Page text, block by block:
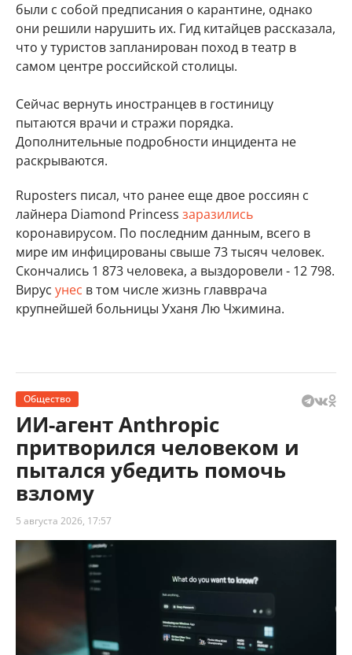
были с собой предписания о карантине, однако
они решили нарушить их. Гид китайцев рассказала,
что у туристов запланирован поход в театр в
самом центре российской столицы.
Сейчас вернуть иностранцев в гостиницу
пытаются врачи и стражи порядка.
Дополнительные подробности инцидента не
раскрываются.
Ruposters писал, что ранее еще двое россиян с
лайнера Diamond Princess заразились
коронавирусом. По последним данным, всего в
мире им инфицированы свыше 73 тысяч человек.
Скончались 1 873 человека, а выздоровели - 12 798.
Вирус унес в том числе жизнь главврача
крупнейшей больницы Уханя Лю Чжимина.
Общество
ИИ-агент Anthropic
притворился человеком и
пытался убедить помочь
взлому
5 августа 2026, 17:57